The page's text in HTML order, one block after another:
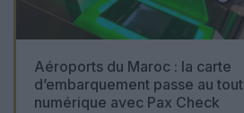
Aéroports du Maroc : la carte
d’embarquement passe au tout
numérique avec Pax Check